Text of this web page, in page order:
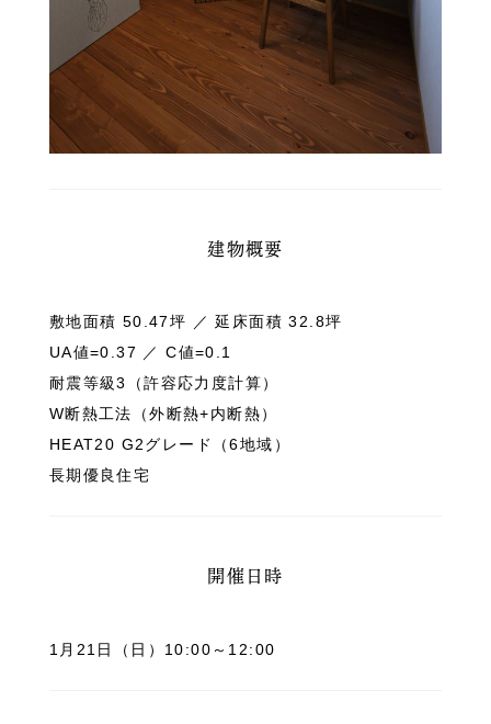
建物概要
敷地面積 50.47坪 ／ 延床面積 32.8坪
UA値=0.37 ／ C値=0.1
耐震等級3（許容応力度計算）
W断熱工法（外断熱+内断熱）
HEAT20 G2グレード（6地域）
長期優良住宅
開催日時
1月21日（日）10:00～12:00